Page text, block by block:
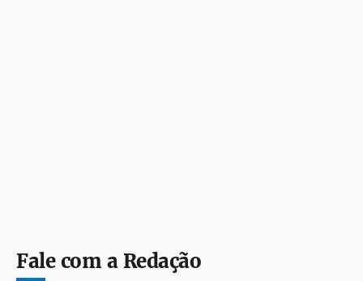
Fale com a Redação